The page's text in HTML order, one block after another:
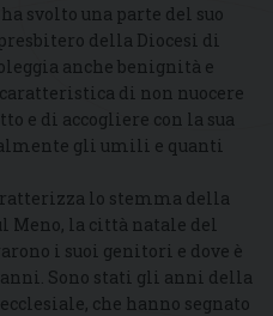
svolto una parte del suo
della Diocesi di
anche benignità e
di non nuocere
e di accogliere con la sua
gli umili e quanti
lo stemma della
Meno, la città natale del
i suoi genitori e dove è
Sono stati gli anni della
che hanno segnato